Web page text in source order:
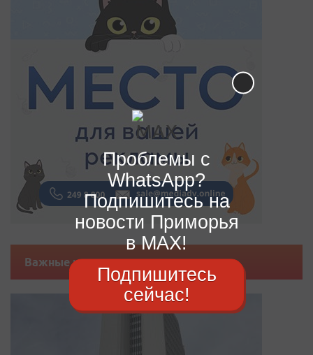
Важные новости
Проблемы с
WhatsApp?
Подпишитесь на
новости Приморья
в MAX!
Подпишитесь
сейчас!